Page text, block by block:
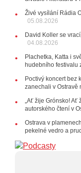
27.07.2026
20:44
10:06
Ladná
Kirschner,
24.07.2026
22.07.2026
roku jsme
20:09
Na
Výrazná
Frýdku-Místku
herec Dušan
Živé vysílání Rádia
05.08.2026
David Koller se
04.08.2026
Plachetka, Katta i
hudebního festivalu
Poctivý koncert bez
zanechali v Ostravě
„Ať žije Grónsko! Ať
autorského čtení v
Ostrava v
pekelné vedro a